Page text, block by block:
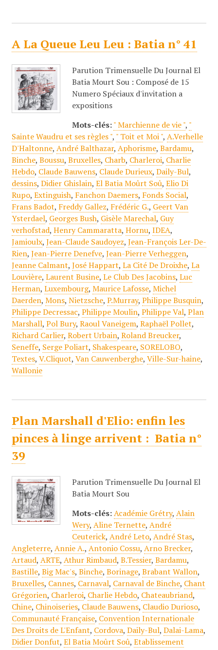
A La Queue Leu Leu : Batia n° 41
Parution Trimensuelle Du Journal El
Batia Mourt Sou : Composé de 15
Numero Spéciaux d'invitation a
expositions
Mots-clés: " Marchienne de vie ", "
Sainte Waudru et ses règles ", " Toit et Moi ", A.Verhelle
D'Haltonne, André Balthazar, Aphorisme, Bardamu,
Binche, Boussu, Bruxelles, Charb, Charleroi, Charlie
Hebdo, Claude Bauwens, Claude Durieux, Daily-Bul,
dessins, Didier Ghislain, El Batia Moûrt Soû, Elio Di
Rupo, Extinguish, Fanchon Daemers, Fonds Social,
Frans Badot, Freddy Gallez, Frédéric G., Geert Van
Ysterdael, Georges Bush, Gisèle Marechal, Guy
verhofstad, Henry Cammaratta, Hornu, IDEA,
Jamioulx, Jean-Claude Saudoyez, Jean-François Ler-De-
Rien, Jean-Pierre Denefve, Jean-Pierre Verheggen,
Jeanne Calmant, José Happart, La Cité De Droixhe, La
Louvière, Laurent Busine, Le Club Des Jacobins, Luc
Herman, Luxembourg, Maurice Lafosse, Michel
Daerden, Mons, Nietzsche, P.Murray, Philippe Busquin,
Philippe Decressac, Philippe Moulin, Philippe Val, Plan
Marshall, Pol Bury, Raoul Vaneigem, Raphaël Pollet,
Richard Carlier, Robert Urbain, Roland Breucker,
Seneffe, Serge Poliart, Shakespeare, SORELOBO,
Textes, V.Cliquot, Van Cauwenberghe, Ville-Sur-haine,
Wallonie
Plan Marshall d'Elio: enfin les
pinces à linge arrivent : Batia n°
39
Parution Trimensuelle Du Journal El
Batia Mourt Sou
Mots-clés: Académie Grétry, Alain
Wery, Aline Ternette, André
Ceuterick, André Leto, André Stas,
Angleterre, Annie A., Antonio Cossu, Arno Brecker,
Artaud, ARTE, Athur Rimbaud, B.Tessier, Bardamu,
Bastille, Big Mac's, Binche, Borinage, Brabant Wallon,
Bruxelles, Cannes, Carnaval, Carnaval de Binche, Chant
Grégorien, Charleroi, Charlie Hebdo, Chateaubriand,
Chine, Chinoiseries, Claude Bauwens, Claudio Durioso,
Communauté Française, Convention Internationale
Des Droits de L'Enfant, Cordova, Daily-Bul, Dalai-Lama,
Didier Donfut, El Batia Moûrt Soû, Etablissement